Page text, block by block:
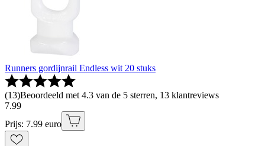
Runners gordijnrail Endless wit 20 stuks
(13)Beoordeeld met 4.3 van de 5 sterren, 13 klantreviews
7.99
Prijs: 7.99 euro